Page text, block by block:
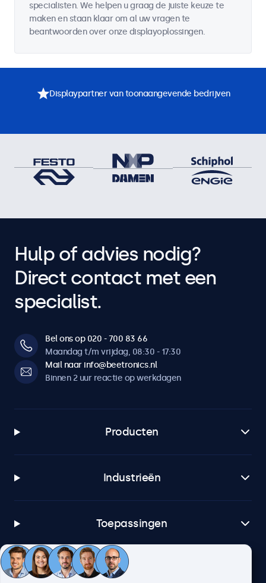
specialisten. We helpen u graag de juiste keuze te
maken en staan klaar om al uw vragen te
beantwoorden over onze displayoplossingen.
Displaypartner van toonaangevende bedrijven
Hulp of advies nodig?
Direct contact met een
specialist.
Bel ons op 020 - 700 83 66
Maandag t/m vrijdag, 08:30 - 17:30
Mail naar info@beetronics.nl
Binnen 2 uur reactie op werkdagen
Producten
Industrieën
Toepassingen
Klantenservice